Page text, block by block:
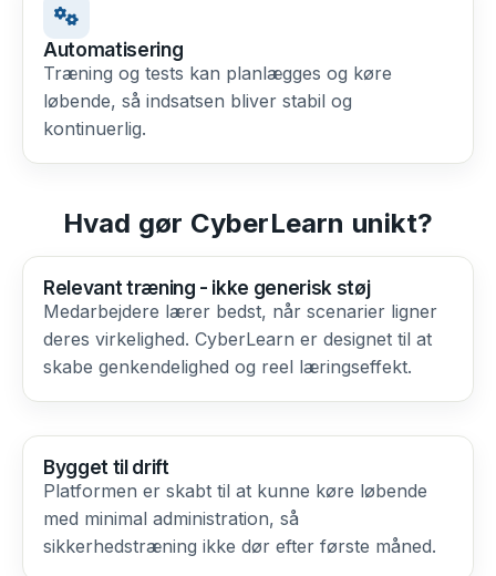
Automatisering
Træning og tests kan planlægges og køre
løbende, så indsatsen bliver stabil og
kontinuerlig.
Hvad gør CyberLearn unikt?
Relevant træning - ikke generisk støj
Medarbejdere lærer bedst, når scenarier ligner
deres virkelighed. CyberLearn er designet til at
skabe genkendelighed og reel læringseffekt.
Bygget til drift
Platformen er skabt til at kunne køre løbende
med minimal administration, så
sikkerhedstræning ikke dør efter første måned.